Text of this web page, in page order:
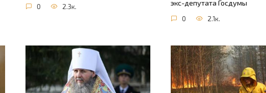
0 2.3к.
экс-депутата Госдумы
0 2.1к.